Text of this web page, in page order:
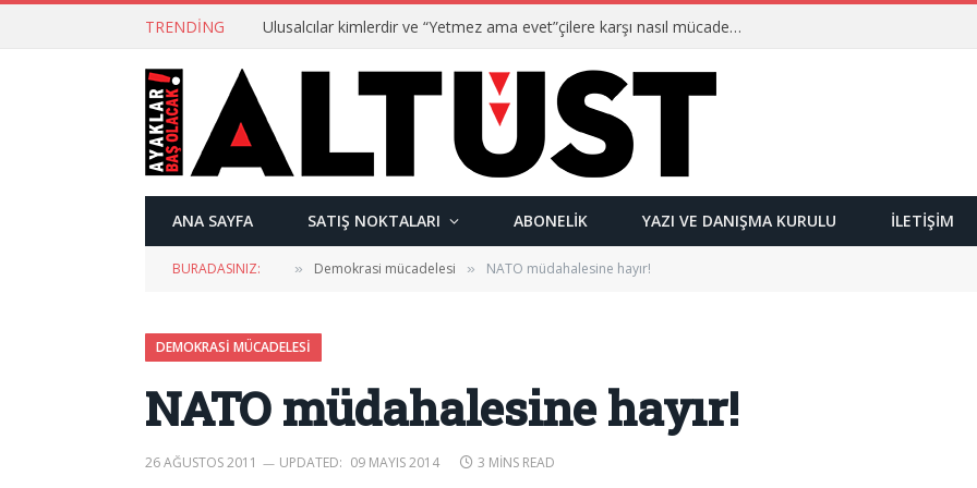
TRENDING Ulusalcılar kimlerdir ve “Yetmez ama evet”çilere karşı nasıl mücadele ederler?
ANA SAYFA SATIŞ NOKTALARI ABONELIK YAZI VE DANIŞMA KURULU İLETIŞIM
BURADASINIZ: » Demokrasi mücadelesi » NATO müdahalesine hayır!
DEMOKRASI MÜCADELESI
NATO müdahalesine hayır!
26 AĞUSTOS 2011 UPDATED: 09 MAYIS 2014 3 MINS READ